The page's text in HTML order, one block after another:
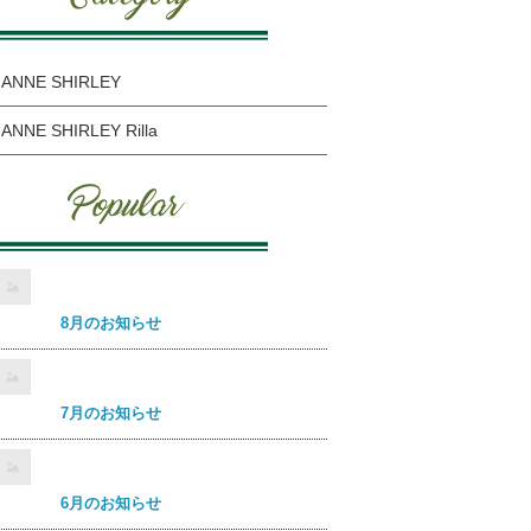
ANNE SHIRLEY
ANNE SHIRLEY Rilla
8月のお知らせ
7月のお知らせ
6月のお知らせ